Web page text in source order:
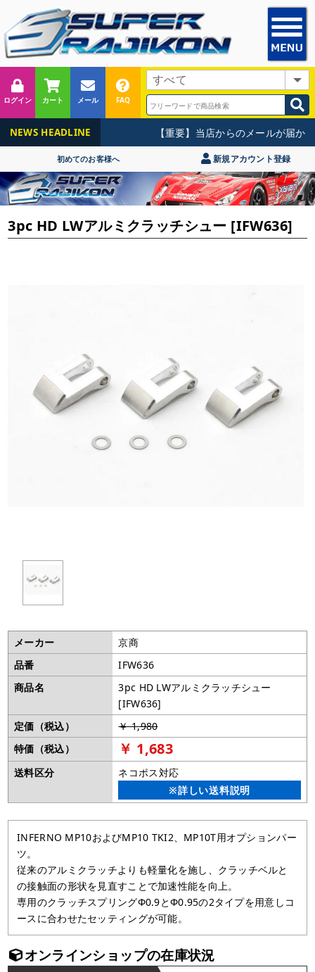
ログイン カート メール FAQ
NEWS HEADLINE 【重要】当店からのメールが届か
初めてのお客様へ 新規アカウント登録
3pc HD LWアルミクラッチシュー [IFW636]
メーカー
京商
品番
IFW636
商品名
3pc HD LWアルミクラッチシュー
[IFW636]
定価（税込）
￥ 1,980
特価（税込）
￥ 1,683
送料区分
ネコポス対応
※詳しい送料説明
INFERNO MP10およびMP10 TKI2、MP10T用オプションパー
ツ。
従来のアルミクラッチよりも軽量化を施し、クラッチベルと
の接触面の形状を見直すことで加速性能を向上。
専用のクラッチスプリングΦ0.9とΦ0.95の2タイプを用意しコ
ースに合わせたセッティングが可能。
オンラインショップの在庫状況